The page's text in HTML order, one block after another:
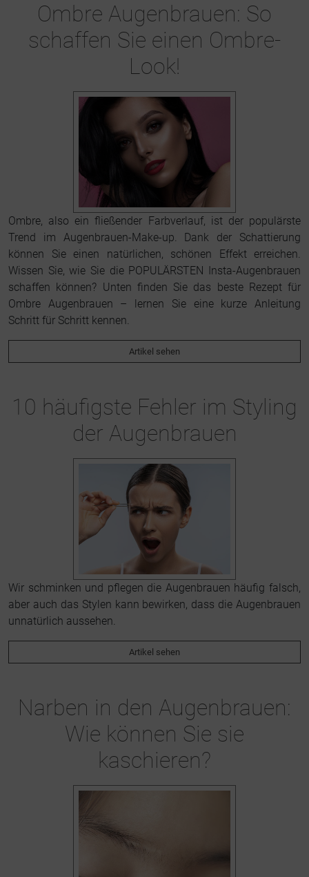
Ombre Augenbrauen: So
schaffen Sie einen Ombre-
Look!
Ombre, also ein fließender Farbverlauf, ist der populärste
Trend im Augenbrauen-Make-up. Dank der Schattierung
können Sie einen natürlichen, schönen Effekt erreichen.
Wissen Sie, wie Sie die POPULÄRSTEN Insta-Augenbrauen
schaffen können? Unten finden Sie das beste Rezept für
Ombre Augenbrauen – lernen Sie eine kurze Anleitung
Schritt für Schritt kennen.
Artikel sehen
10 häufigste Fehler im Styling
der Augenbrauen
Wir schminken und pflegen die Augenbrauen häufig falsch,
aber auch das Stylen kann bewirken, dass die Augenbrauen
unnatürlich aussehen.
Artikel sehen
Narben in den Augenbrauen:
Wie können Sie sie
kaschieren?